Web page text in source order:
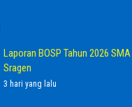
Laporan BOSP Tahun 2026 SMA
Sragen
3 hari yang lalu